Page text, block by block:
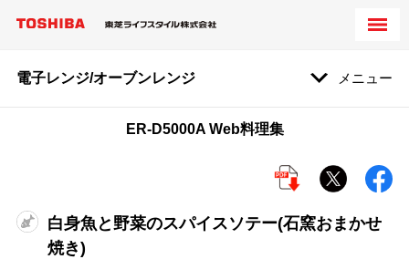
電子レンジ/オーブンレンジ メニュー
ER-D5000A Web料理集
白身魚と野菜のスパイスソテー(石窯おまかせ
焼き)